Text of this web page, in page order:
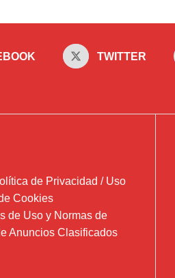
TWITTER
de Privacidad / Uso
Cookies
de Uso y Normas de
Anuncios Clasificados